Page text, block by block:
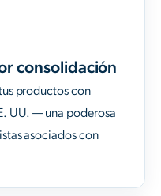
consolidación
productos con
UU. — una poderosa
asociados con